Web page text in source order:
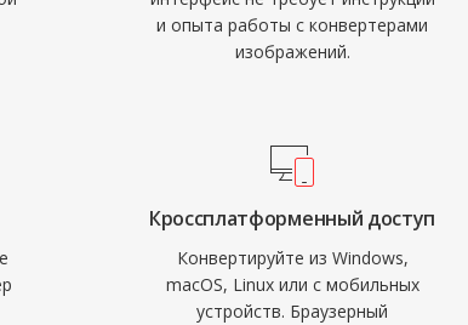
и опыта работы с конвертерами
изображений.
Кроссплатформенный доступ
Конвертируйте из Windows,
macOS, Linux или с мобильных
устройств. Браузерный